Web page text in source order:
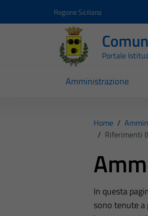
Regione Siciliana
Portale
Amministrazione
Home /
/ Riferimenti
In questa
sono tenute a